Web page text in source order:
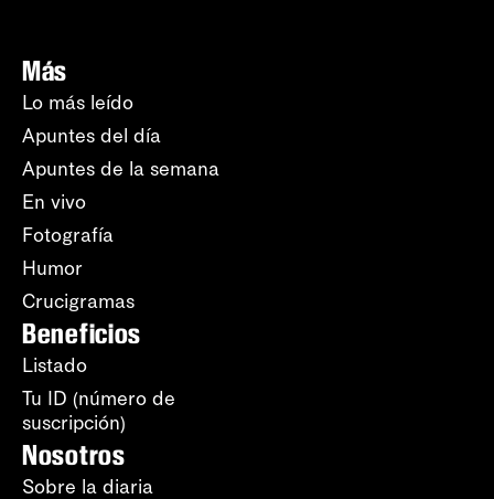
Más
Lo más leído
Apuntes del día
Apuntes de la semana
En vivo
Fotografía
Humor
Crucigramas
Beneficios
Listado
Tu ID (número de
suscripción)
Nosotros
Sobre la diaria